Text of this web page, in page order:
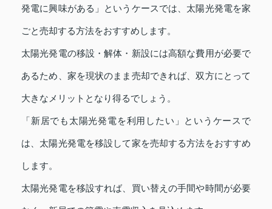
発電に興味がある」というケースでは、太陽光発電を家
ごと売却する方法をおすすめします。
太陽光発電の移設・解体・新設には高額な費用が必要で
あるため、家を現状のまま売却できれば、双方にとって
大きなメリットとなり得るでしょう。
「新居でも太陽光発電を利用したい」というケースで
は、太陽光発電を移設して家を売却する方法をおすすめ
します。
太陽光発電を移設すれば、買い替えの手間や時間が必要